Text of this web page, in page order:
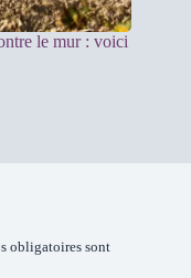
le mur : voici
obligatoires sont